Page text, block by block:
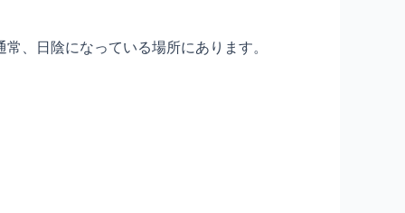
、日陰になっている場所にあります。